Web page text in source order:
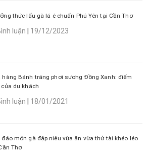
thức lẩu gà lá é chuẩn Phú Yên tại Cần Thơ
luận 19/12/2023
hàng Bánh tráng phơi sương Đồng Xanh: điểm
của du khách
luận 18/01/2021
đáo món gà đập niêu vừa ăn vừa thử tài khéo léo
Thơ